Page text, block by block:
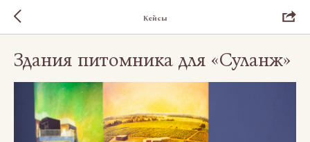
Кейсы
Здания питомника для «Суланж»